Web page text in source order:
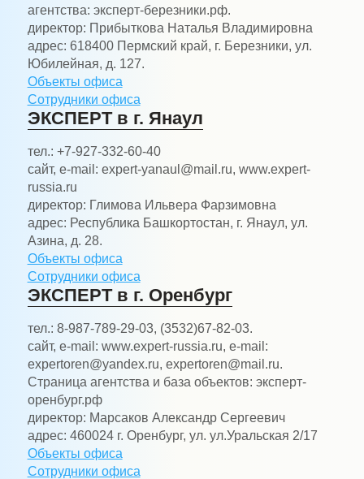
агентства: эксперт-березники.рф.
директор: Прибыткова Наталья Владимировна
адрес: 618400 Пермский край, г. Березники, ул.
Юбилейная, д. 127.
Объекты офиса
Сотрудники офиса
ЭКСПЕРТ в г. Янаул
тел.: +7-927-332-60-40
сайт, e-mail: expert-yanaul@mail.ru, www.expert-
russia.ru
директор: Глимова Ильвера Фарзимовна
адрес: Республика Башкортостан, г. Янаул, ул.
Азина, д. 28.
Объекты офиса
Сотрудники офиса
ЭКСПЕРТ в г. Оренбург
тел.: 8-987-789-29-03, (3532)67-82-03.
сайт, e-mail: www.expert-russia.ru, e-mail:
expertoren@yandex.ru, expertoren@mail.ru.
Страница агентства и база объектов: эксперт-
оренбург.рф
директор: Марсаков Александр Сергеевич
адрес: 460024 г. Оренбург, ул. ул.Уральская 2/17
Объекты офиса
Сотрудники офиса